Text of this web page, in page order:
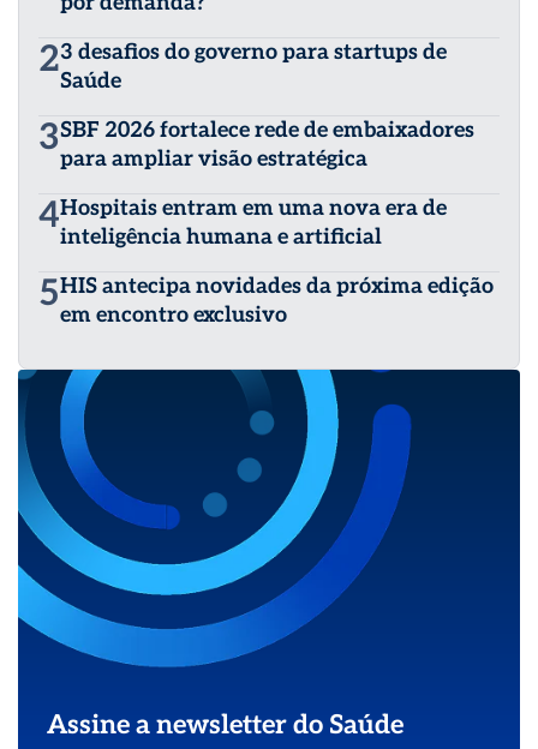
23 desafios do governo para startups de
Saúde
3SBF 2026 fortalece rede de embaixadores
para ampliar visão estratégica
4Hospitais entram em uma nova era de
inteligência humana e artificial
5HIS antecipa novidades da próxima edição
em encontro exclusivo
Assine a newsletter do Saúde